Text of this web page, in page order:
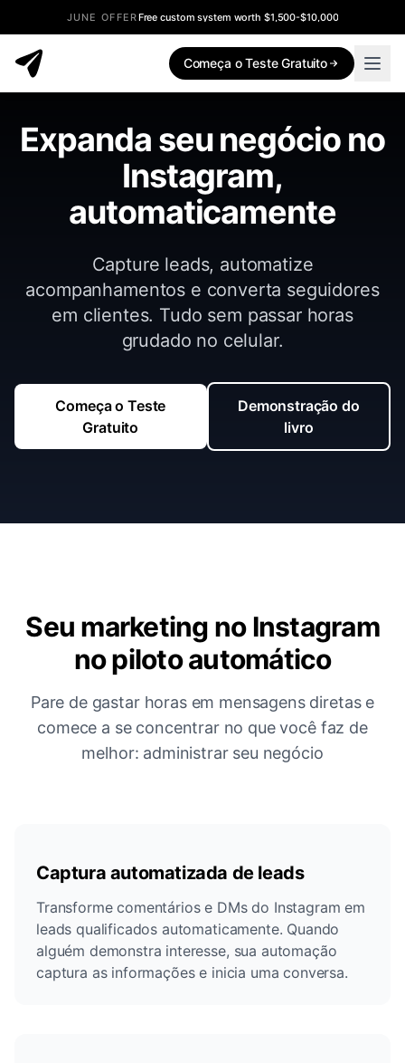
JUNE OFFERFree custom system worth $1,500-$10,000
Começa o Teste Gratuito
Expanda seu negócio no
Instagram,
automaticamente
Capture leads, automatize
acompanhamentos e converta seguidores
em clientes. Tudo sem passar horas
grudado no celular.
Começa o Teste
Gratuito
Demonstração do
livro
Seu marketing no Instagram
no piloto automático
Pare de gastar horas em mensagens diretas e
comece a se concentrar no que você faz de
melhor: administrar seu negócio
Captura automatizada de leads
Transforme comentários e DMs do Instagram em
leads qualificados automaticamente. Quando
alguém demonstra interesse, sua automação
captura as informações e inicia uma conversa.